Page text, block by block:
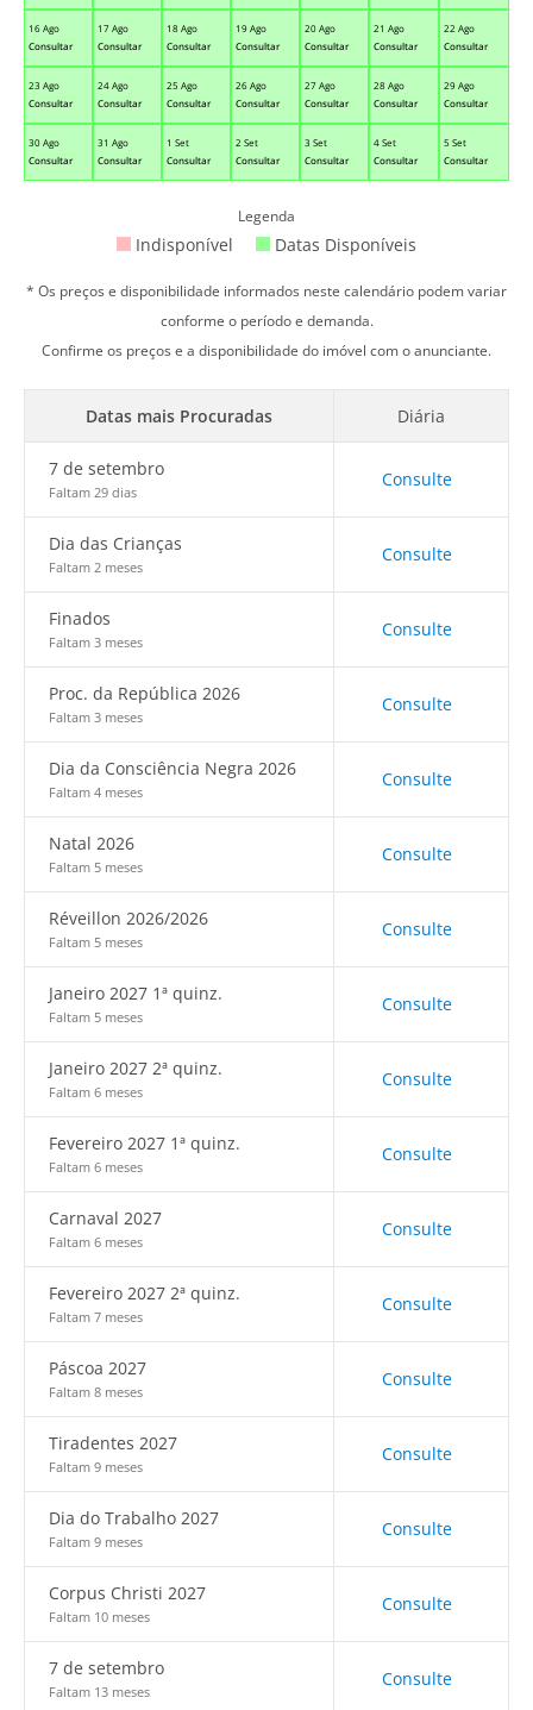
16 Ago
Consultar
17 Ago
Consultar
18 Ago
Consultar
19 Ago
Consultar
20 Ago
Consultar
21 Ago
Consultar
22 Ago
Consultar
23 Ago
Consultar
24 Ago
Consultar
25 Ago
Consultar
26 Ago
Consultar
27 Ago
Consultar
28 Ago
Consultar
29 Ago
Consultar
30 Ago
Consultar
31 Ago
Consultar
1 Set
Consultar
2 Set
Consultar
3 Set
Consultar
4 Set
Consultar
5 Set
Consultar
Legenda
Indisponível Datas Disponíveis
* Os preços e disponibilidade informados neste calendário podem variar
conforme o período e demanda.
Confirme os preços e a disponibilidade do imóvel com o anunciante.
Datas mais Procuradas Diária
7 de setembro
Faltam 29 dias
Consulte
Dia das Crianças
Faltam 2 meses
Consulte
Finados
Faltam 3 meses
Consulte
Proc. da República 2026
Faltam 3 meses
Consulte
Dia da Consciência Negra 2026
Faltam 4 meses
Consulte
Natal 2026
Faltam 5 meses
Consulte
Réveillon 2026/2026
Faltam 5 meses
Consulte
Janeiro 2027 1ª quinz.
Faltam 5 meses
Consulte
Janeiro 2027 2ª quinz.
Faltam 6 meses
Consulte
Fevereiro 2027 1ª quinz.
Faltam 6 meses
Consulte
Carnaval 2027
Faltam 6 meses
Consulte
Fevereiro 2027 2ª quinz.
Faltam 7 meses
Consulte
Páscoa 2027
Faltam 8 meses
Consulte
Tiradentes 2027
Faltam 9 meses
Consulte
Dia do Trabalho 2027
Faltam 9 meses
Consulte
Corpus Christi 2027
Faltam 10 meses
Consulte
7 de setembro
Faltam 13 meses
Consulte